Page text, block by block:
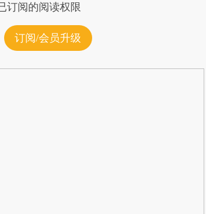
订阅的阅读权限
订阅/会员升级